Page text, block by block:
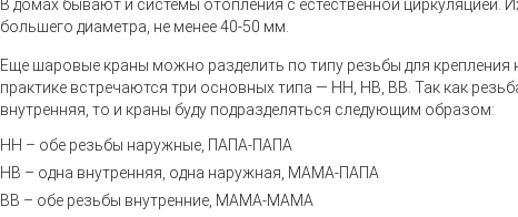
В домах бывают и системы отопления с естественной циркуляцией.
большего диаметра, не менее 40-50 мм.
Еще шаровые краны можно разделить по типу резьбы для
практике встречаются три основных типа — НН, НВ, ВВ. Так как
внутренняя, то и краны буду подразделяться следующим образом:
НН – обе резьбы наружные, ПАПА-ПАПА
НВ – одна внутренняя, одна наружная, МАМА-ПАПА
ВВ – обе резьбы внутренние, МАМА-МАМА